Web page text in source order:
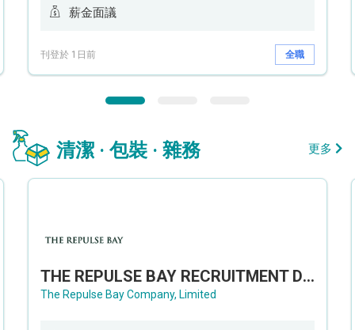
薪金面議
刊登於 1日前 全職
清潔 · 包裝 · 雜務 更多
THE REPULSE BAY RECRUITMENT DAY 淺水灣影灣園人才招聘會
The Repulse Bay Company, Limited